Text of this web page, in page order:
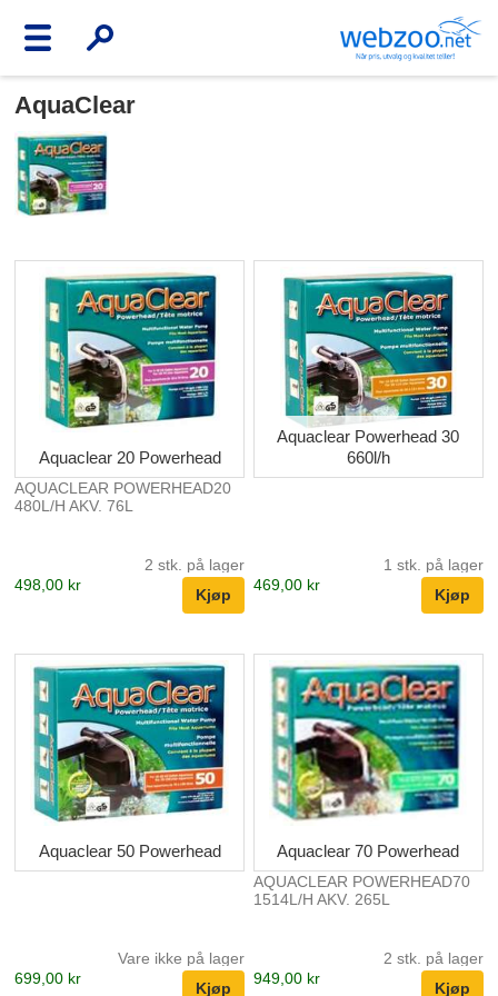
AquaClear
Aquaclear 20 Powerhead
AQUACLEAR POWERHEAD20
480L/H AKV. 76L
2 stk. på lager
498,00 kr
Aquaclear Powerhead 30
660l/h
1 stk. på lager
469,00 kr
Aquaclear 50 Powerhead
Vare ikke på lager
699,00 kr
Aquaclear 70 Powerhead
AQUACLEAR POWERHEAD70
1514L/H AKV. 265L
2 stk. på lager
949,00 kr